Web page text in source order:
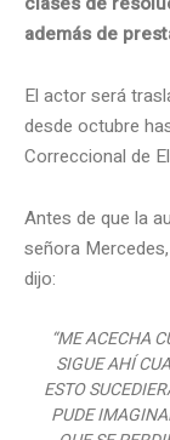
además de
El actor será
desde octubre
Correccional de
Antes de que la
señora
dijo:
“ME ACECHA
SIGUE AHÍ
ESTO
PUDE